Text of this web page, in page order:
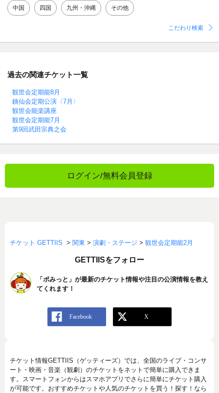
中国 四国 九州・沖縄 その他
こだわり検索
過去の関連チケット一覧
観世会定期能8月
銕仙会定期公演〈7月〉
観世会能楽講座
観世会定期能7月
第9回武田宗典之会
ログイン/無料会員登録
チケット GETTIIS > 関東 > 演劇・ステージ > 観世会定期能2月
GETTIISをフォロー
「ポみっと」が最新のチケット情報や注目の公演情報を教え
てくれます！
チケット情報GETTIIS（ゲッティーズ）では、全国のライブ・コンサ
ート・映画・音楽（観劇）のチケットをネットで簡単に購入できま
す。スマートフォンからはスマホアプリでさらに簡単にチケット購入
が可能です。おすすめチケットや人気のチケットを買う！探す！なら